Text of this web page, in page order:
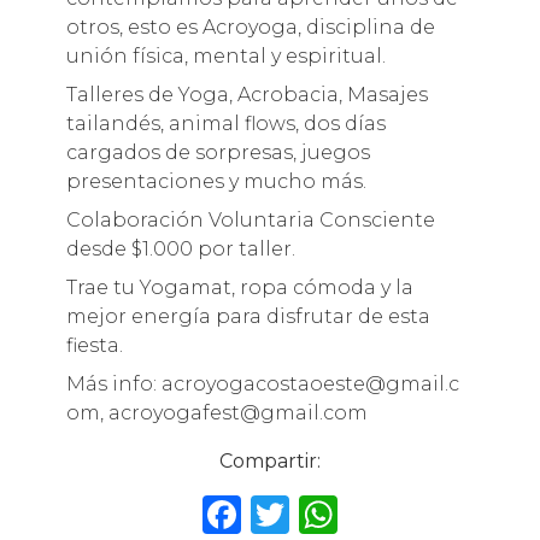
otros, esto es Acroyoga, disciplina de
unión física, mental y espiritual.
Talleres de Yoga, Acrobacia, Masajes
tailandés, animal flows, dos días
cargados de sorpresas, juegos
presentaciones y mucho más.
Colaboración Voluntaria Consciente
desde $1.000 por taller.
Trae tu Yogamat, ropa cómoda y la
mejor energía para disfrutar de esta
fiesta.
Más info: acroyogacostaoeste@gmail.c
om, acroyogafest@gmail.com
Compartir:
F T W